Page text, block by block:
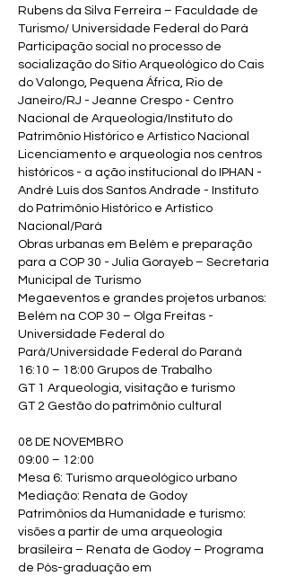
Rubens da Silva Ferreira – Faculdade de
Turismo/ Universidade Federal do Pará
Participação social no processo de
socialização do Sítio Arqueológico do Cais
do Valongo, Pequena África, Rio de
Janeiro/RJ - Jeanne Crespo - Centro
Nacional de Arqueologia/Instituto do
Patrimônio Histórico e Artístico Nacional
Licenciamento e arqueologia nos centros
históricos - a ação institucional do IPHAN -
André Luís dos Santos Andrade - Instituto
do Patrimônio Histórico e Artístico
Nacional/Pará
Obras urbanas em Belém e preparação
para a COP 30 - Julia Gorayeb – Secretaria
Municipal de Turismo
Megaeventos e grandes projetos urbanos:
Belém na COP 30 – Olga Freitas -
Universidade Federal do
Pará/Universidade Federal do Paraná
16:10 – 18:00 Grupos de Trabalho
GT 1 Arqueologia, visitação e turismo
GT 2 Gestão do patrimônio cultural
08 DE NOVEMBRO
09:00 – 12:00
Mesa 6: Turismo arqueológico urbano
Mediação: Renata de Godoy
Patrimônios da Humanidade e turismo:
visões a partir de uma arqueologia
brasileira – Renata de Godoy – Programa
de Pós-graduação em